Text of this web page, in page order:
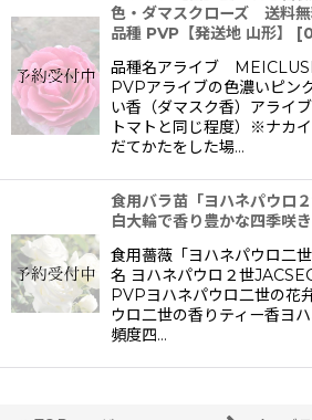
色・ダマスクローズ 送料
品種 PVP【発送地 山形】
[
品種名アライブ
PVPアライブの色濃いピン
い香（ダマスク香）アライ
トマトと同じ程度）※ナカ
だてかたをした場…
食用バラ苗「ヨハネパウロ
白大輪で香り豊かな四季咲
食用薔薇「ヨハネパウロ二
名 ヨハネパウロ２世
PVPヨハネパウロ二世の花
ウロ二世の香りティー香ヨ
頻度四…